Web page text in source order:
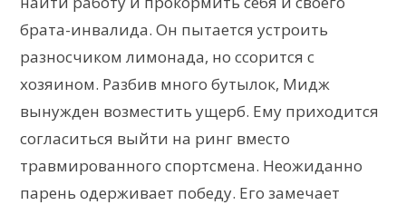
брата-инвалида. Он пытается устроить
разносчиком лимонада, но ссорится с
хозяином. Разбив много бутылок, Мидж
вынужден возместить ущерб. Ему приходится
согласиться выйти на ринг вместо
травмированного спортсмена. Неожиданно
парень одерживает победу. Его замечает